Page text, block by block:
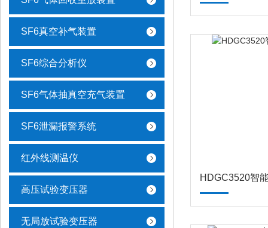
SF6真空补气装置
SF6综合分析仪
SF6气体抽真空充气装置
SF6泄漏报警系统
红外线测温仪
高压试验变压器
无局放试验变压器
HDGC3520智